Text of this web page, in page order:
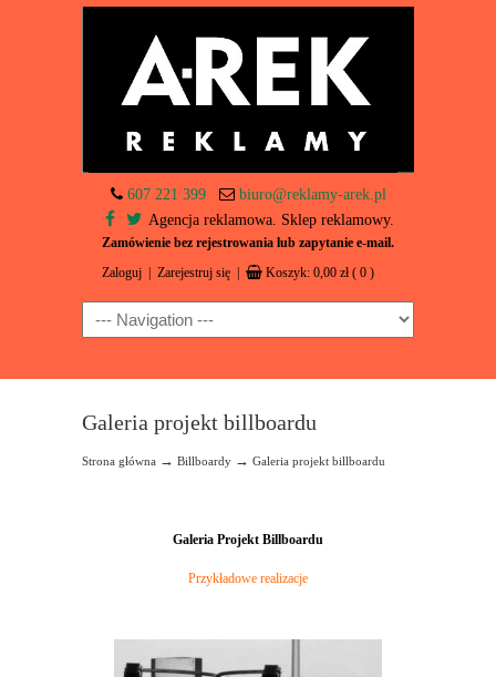
607 221 399
biuro@reklamy-arek.pl
Agencja reklamowa. Sklep reklamowy.
Zamówienie bez rejestrowania lub zapytanie e-mail.
Zaloguj Zarejestruj się Koszyk: 0,00 zł ( 0 )
Navigation
Galeria projekt billboardu
Strona główna → Billboardy → Galeria projekt billboardu
Galeria Projekt Billboardu
Przykładowe realizacje